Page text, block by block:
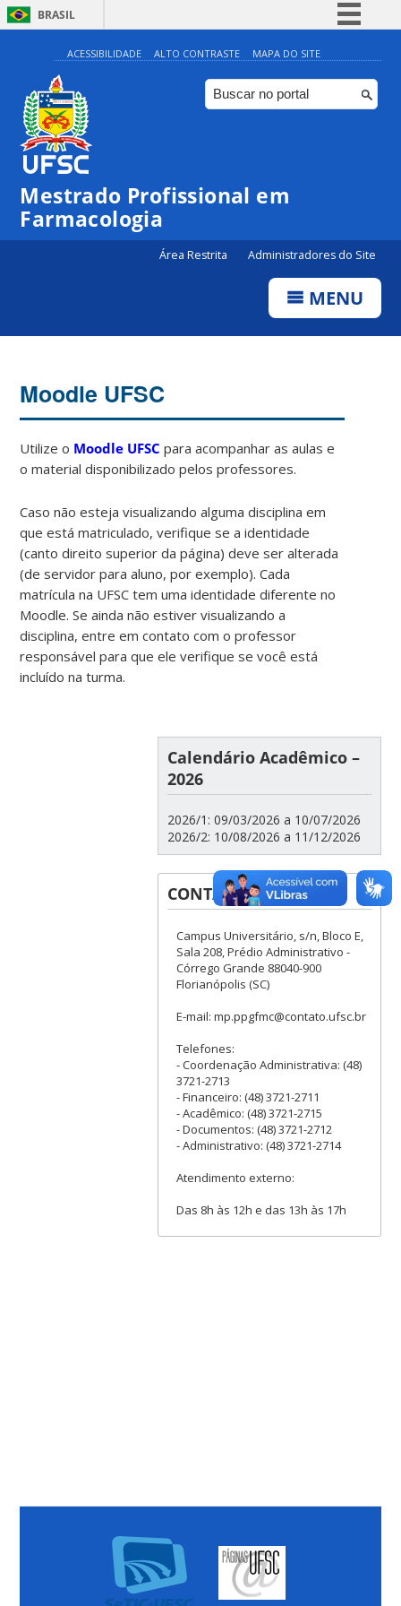
BRASIL
Simplifique!
Comunica BR
Participe
Canais
ACESSIBILIDADE ALTO CONTRASTE MAPA DO SITE
Mestrado Profissional em
Farmacologia
Área Restrita Administradores do Site
MENU
Moodle UFSC
Utilize o Moodle UFSC para acompanhar as aulas e
o material disponibilizado pelos professores.
Caso não esteja visualizando alguma disciplina em
que está matriculado, verifique se a identidade
(canto direito superior da página) deve ser alterada
(de servidor para aluno, por exemplo). Cada
matrícula na UFSC tem uma identidade diferente no
Moodle. Se ainda não estiver visualizando a
disciplina, entre em contato com o professor
responsável para que ele verifique se você está
incluído na turma.
Calendário Acadêmico –
2026
2026/1: 09/03/2026 a 10/07/2026
2026/2: 10/08/2026 a 11/12/2026
CONTATOS
Campus Universitário, s/n, Bloco E,
Sala 208, Prédio Administrativo -
Córrego Grande 88040-900
Florianópolis (SC)
E-mail: mp.ppgfmc@contato.ufsc.br
Telefones:
- Coordenação Administrativa: (48)
3721-2713
- Financeiro: (48) 3721-2711
- Acadêmico: (48) 3721-2715
- Documentos: (48) 3721-2712
- Administrativo: (48) 3721-2714
Atendimento externo:
Das 8h às 12h e das 13h às 17h